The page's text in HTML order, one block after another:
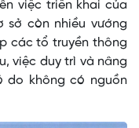
việc triển khai của
còn nhiều vướng
các tổ truyền thông
việc duy trì và nâng
do không có nguồn